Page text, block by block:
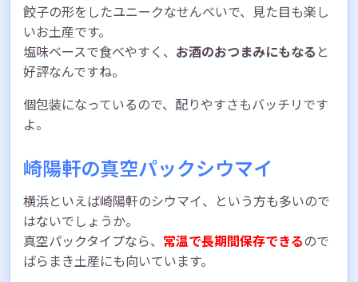
餃子の形をしたユニークなせんべいで、見た目も楽し
いお土産です。
塩味ベースで食べやすく、 お酒のおつまみにもなる と
好評なんですね。
個包装になっているので、配りやすさもバッチリです
よ。
崎陽軒の真空パックシウマイ
横浜といえば崎陽軒のシウマイ、という方も多いので
はないでしょうか。
真空パックタイプなら、 常温で長期間保存できるので
ばらまき土産にも向いています。